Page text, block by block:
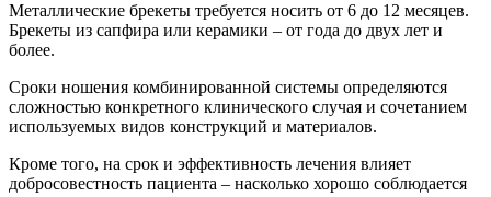
Металлические брекеты требуется носить от 6 до 12 месяцев.
Брекеты из сапфира или керамики – от года до двух лет и
более.
Сроки ношения комбинированной системы определяются
сложностью конкретного клинического случая и сочетанием
используемых видов конструкций и материалов.
Кроме того, на срок и эффективность лечения влияет
добросовестность пациента – насколько хорошо соблюдается